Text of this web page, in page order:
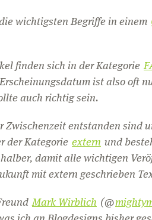
wichtigsten Begriffe in einem
finden sich in der Kategorie
ist also oft
auch richtig sein.
Zwischenzeit entstanden sind
der Kategorie extern und
damit alle wichtigen
mit extern geschrieben
Mark Wirblich (@